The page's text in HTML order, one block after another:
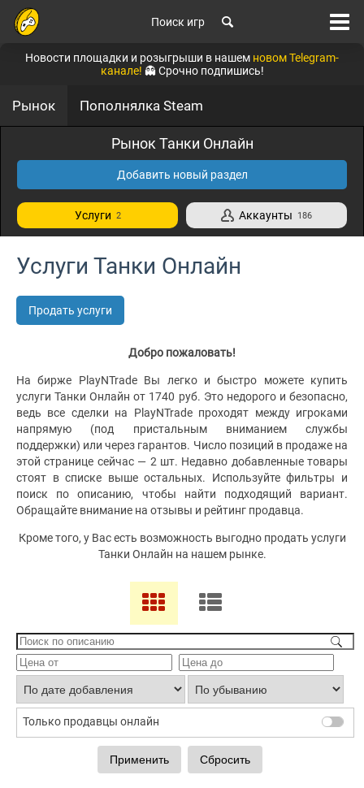
Поиск игр
Новости площадки и розыгрыши в нашем новом Telegram-
канале! 👻 Срочно подпишись!
Рынок Пополнялка Steam
Рынок Танки Онлайн
Добавить новый раздел
Услуги 2 Аккаунты 186
Услуги Танки Онлайн
Продать услуги
Добро пожаловать!
На бирже PlayNTrade Вы легко и быстро можете купить
услуги Танки Онлайн от 1740 руб. Это недорого и безопасно,
ведь все сделки на PlayNTrade проходят между игроками
напрямую (под пристальным вниманием службы
поддержки) или через гарантов. Число позиций в продаже на
этой странице сейчас — 2 шт. Недавно добавленные товары
стоят в списке выше остальных. Используйте фильтры и
поиск по описанию, чтобы найти подходящий вариант.
Обращайте внимание на отзывы и рейтинг продавца.
Кроме того, у Вас есть возможность выгодно продать услуги
Танки Онлайн на нашем рынке.
Только продавцы онлайн